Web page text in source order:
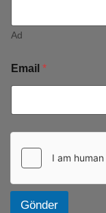
Ad
Email *
Gönder